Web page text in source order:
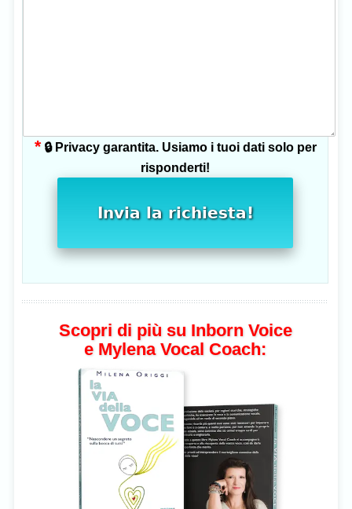
*🔒 Privacy garantita. Usiamo i tuoi dati solo per
risponderti!
Invia la richiesta!
Scopri di più su Inborn Voice
e Mylena Vocal Coach: